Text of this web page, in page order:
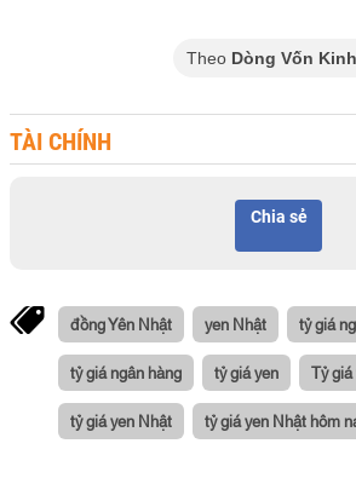
Theo Dòng Vốn
TÀI CHÍNH
Chia sẻ
đồng Yên Nhật yen Nhật tỷ giá
tỷ giá ngân hàng tỷ giá yen Tỷ
tỷ giá yen Nhật tỷ giá yen Nhật hôm